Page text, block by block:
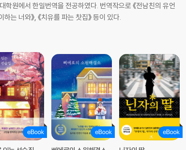
원에서 한일번역을 전공하였다. 번역작으로 《전남친의 유언
하는 너와》, 《치유를 파는 찻집》 등이 있다.